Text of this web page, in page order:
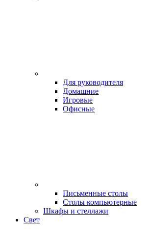
Для руководителя
Домашние
Игровые
Офисные
Письменные столы
Столы компьютерные
Шкафы и стеллажи
Свет